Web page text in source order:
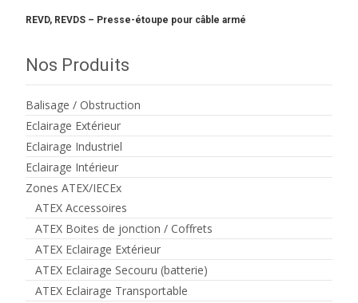
REVD, REVDS – Presse-étoupe pour câble armé
Nos Produits
Balisage / Obstruction
Eclairage Extérieur
Eclairage Industriel
Eclairage Intérieur
Zones ATEX/IECEx
ATEX Accessoires
ATEX Boites de jonction / Coffrets
ATEX Eclairage Extérieur
ATEX Eclairage Secouru (batterie)
ATEX Eclairage Transportable